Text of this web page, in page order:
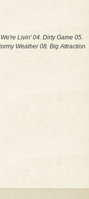
Livin' 04. Dirty Game 05.
Weather 08. Big Attraction